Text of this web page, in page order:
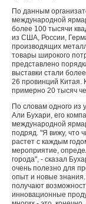
По данным
международной
более 100 тысячи
из США, России,
производящих
товары широкого
представлено
выставки стали
26 провинций Китая.
примерно 20 тысяч
По словам одного из
Али Бухари, его
международной
подряд. "Я вижу, что
растет с каждым
мероприятие,
города", - сказал
очень полезно для
опыт и новые
получают
инновационные